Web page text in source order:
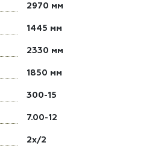
2970 мм
1445 мм
2330 мм
1850 мм
300-15
7.00-12
2x/2